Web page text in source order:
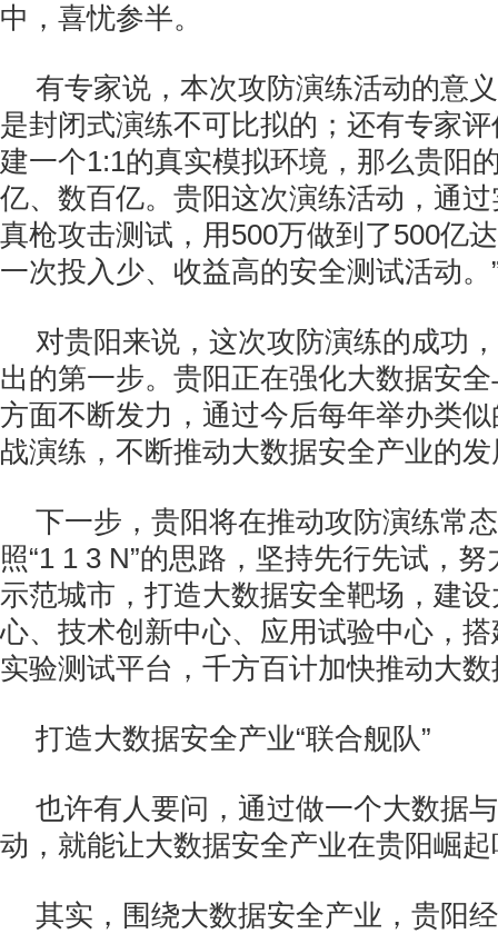
中，喜忧参半。
有专家说，本次攻防演练活动的意
是封闭式演练不可比拟的；还有专家
建一个1:1的真实模拟环境，那么贵阳
亿、数百亿。贵阳这次演练活动，通
真枪攻击测试，用500万做到了500亿
一次投入少、收益高的安全测试活动。
对贵阳来说，这次攻防演练的成功
出的第一步。贵阳正在强化大数据安
方面不断发力，通过今后每年举办类
战演练，不断推动大数据安全产业的
下一步，贵阳将在推动攻防演练常
照“1 1 3 N”的思路，坚持先行先试，
示范城市，打造大数据安全靶场，建
心、技术创新中心、应用试验中心，
实验测试平台，千方百计加快推动大
打造大数据安全产业“联合舰队”
也许有人要问，通过做一个大数据
动，就能让大数据安全产业在贵阳崛
其实，围绕大数据安全产业，贵阳